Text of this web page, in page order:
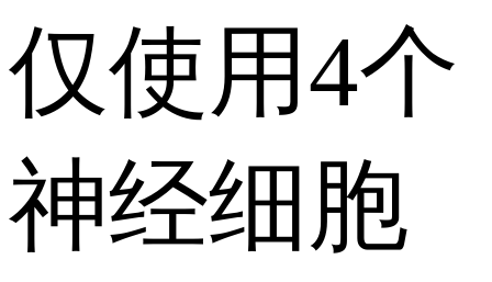
仅使用4个
神经细胞